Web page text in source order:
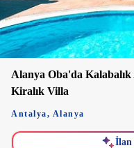
Alanya Oba'da
Kiralık Villa
Antalya, Alanya
İlan